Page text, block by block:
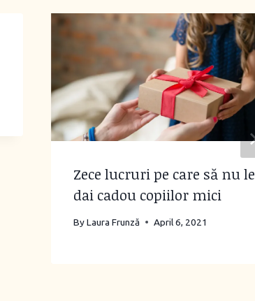
Zece lucruri pe care să nu le
dai cadou copiilor mici
By Laura Frunză April 6, 2021